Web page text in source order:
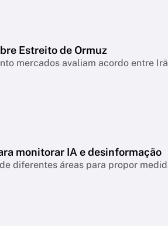
Estreito de Ormuz
mercados avaliam acordo entre
monitorar IA e desinformação
diferentes áreas para propor